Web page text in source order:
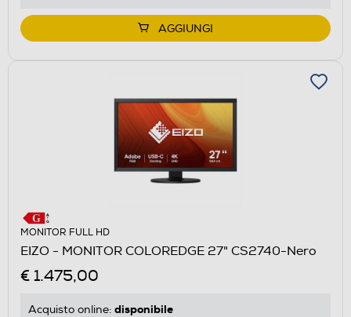
AGGIUNGI
MONITOR FULL HD
EIZO - MONITOR COLOREDGE 27" CS2740-Nero
€ 1.475,00
Acquisto online: disponibile